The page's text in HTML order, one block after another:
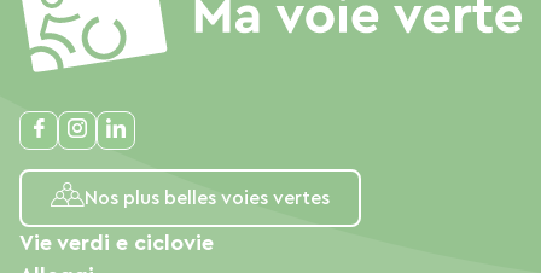
Nos plus belles voies vertes
Vie verdi e ciclovie